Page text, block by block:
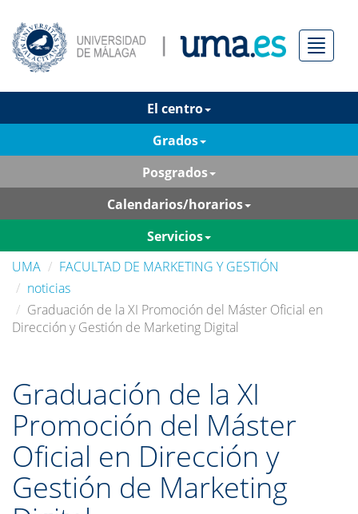
Menú
El centro
Grados
Posgrados
Calendarios/horarios
Servicios
UMA
FACULTAD DE MARKETING Y GESTIÓN
noticias
Graduación de la XI Promoción del Máster Oficial en
Dirección y Gestión de Marketing Digital
Graduación de la XI
Promoción del Máster
Oficial en Dirección y
Gestión de Marketing